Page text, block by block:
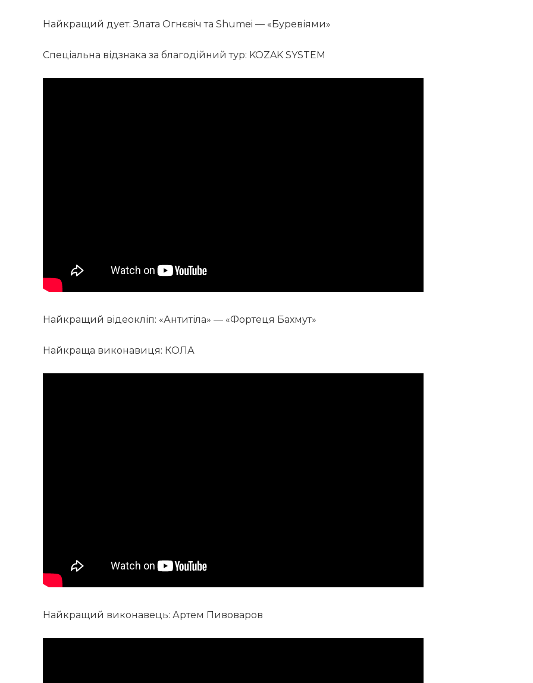
Найкращий дует: Злата Огнєвіч та Shumei — «Буревіями»
Спеціальна відзнака за благодійний тур: KOZAK SYSTEM
Найкращий відеокліп: «Антитіла» — «Фортеця Бахмут»
Найкраща виконавиця: КОЛА
Найкращий виконавець: Артем Пивоваров